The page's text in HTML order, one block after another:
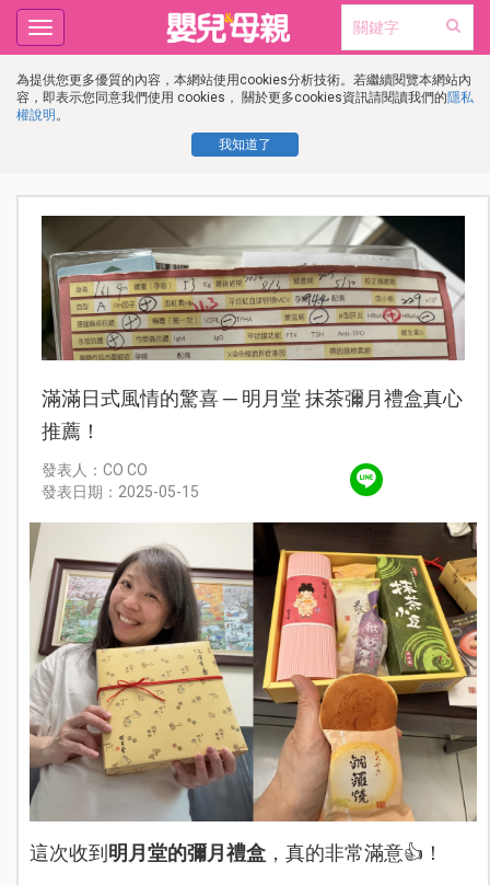
為提供您更多優質的內容，本網站使用cookies分析技術。若繼續閱覽本網站內
容，即表示您同意我們使用 cookies， 關於更多cookies資訊請閱讀我們的隱私
權說明 。
我知道了
Toggle
navigation
滿滿日式風情的驚喜 ─ 明月堂 抹茶彌月禮盒真心
推薦！
發表人：CO CO
發表日期：2025-05-15
這次收到 明月堂的彌月禮盒，真的非常滿意👍！